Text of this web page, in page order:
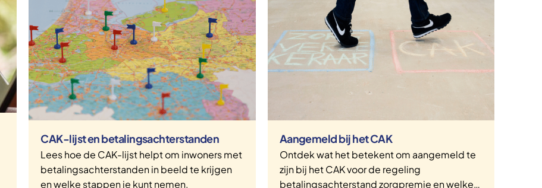
CAK-lijst en betalingsachterstanden
Lees hoe de CAK-lijst helpt om inwoners met
betalingsachterstanden in beeld te krijgen
en welke stappen je kunt nemen.
Aangemeld bij het CAK
Ontdek wat het betekent om aangemeld te
zijn bij het CAK voor de regeling
betalingsachterstand zorgpremie en welke